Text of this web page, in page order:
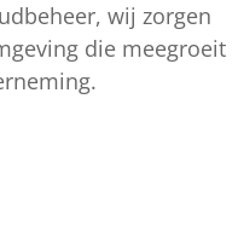
wij zorgen
die meegroeit